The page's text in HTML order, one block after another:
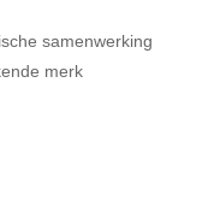
samenwerking
merk